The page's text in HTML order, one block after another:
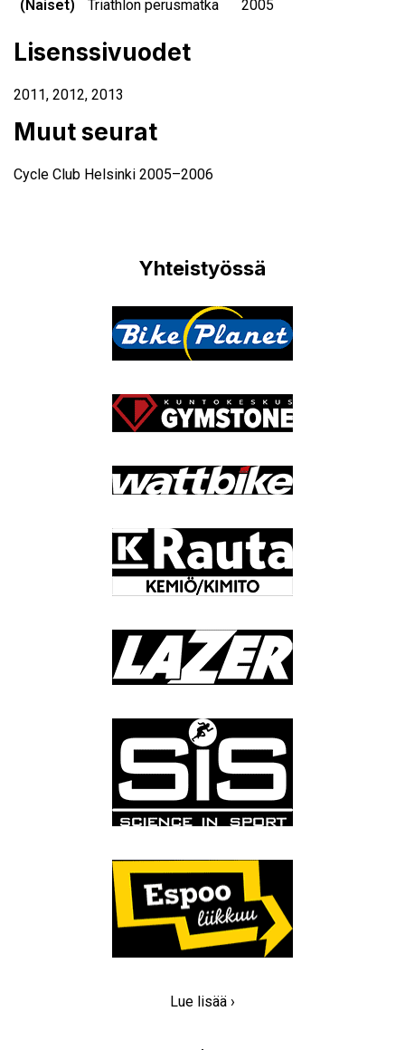
(Naiset) Triathlon perusmatka 2005
Lisenssivuodet
2011, 2012, 2013
Muut seurat
Cycle Club Helsinki 2005–2006
Yhteistyössä
Lue lisää ›